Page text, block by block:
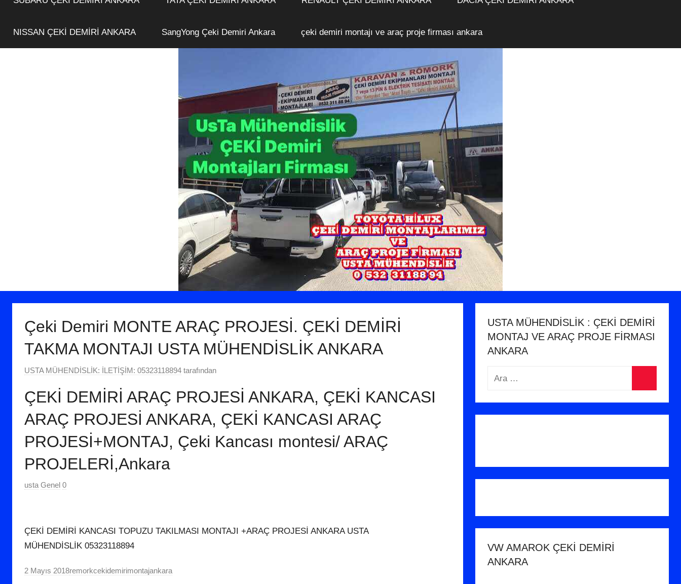
NISSAN ÇEKİ DEMİRİ ANKARA SangYong Çeki Demiri Ankara çeki demiri montajı ve araç proje firması ankara
Çeki Demiri MONTE ARAÇ PROJESİ. ÇEKİ DEMİRİ
TAKMA MONTAJI USTA MÜHENDİSLİK ANKARA
2
k
m
2
0
1
t
i
h
n
USTA MÜHENDİSLİK: İLETİŞİM: 05323118894 tarafından
ÇEKİ DEMİRİ ARAÇ PROJESİ ANKARA, ÇEKİ KANCASI
ARAÇ PROJESİ ANKARA, ÇEKİ KANCASI ARAÇ
PROJESİ+MONTAJ, Çeki Kancası montesi/ ARAÇ
PROJELERİ,Ankara
usta Genel 0
ÇEKİ DEMİRİ KANCASI TOPUZU TAKILMASI MONTAJI +ARAÇ PROJESİ ANKARA USTA
MÜHENDİSLİK 05323118894
2 Mayıs 2018remorkcekidemirimontajankara
USTA MÜHENDİSLİK : ÇEKİ DEMİRİ
MONTAJ VE ARAÇ PROJE FİRMASI
ANKARA
Arama:
VW AMAROK ÇEKİ DEMİRİ
ANKARA